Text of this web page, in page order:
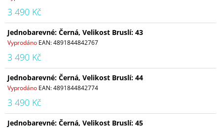
3 490 Kč
Jednobarevné: Černá, Velikost Bruslí: 43
Vyprodáno EAN:4891844842767
3 490 Kč
Jednobarevné: Černá, Velikost Bruslí: 44
Vyprodáno EAN:4891844842774
3 490 Kč
Jednobarevné: Černá, Velikost Bruslí: 45